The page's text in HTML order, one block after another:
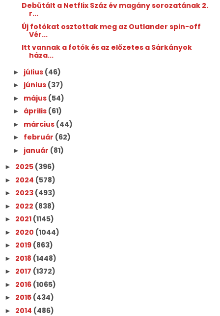
Debütált a Netflix Száz év magány sorozatának 2.
r...
Új fotókat osztottak meg az Outlander spin-off
Vér...
Itt vannak a fotók és az előzetes a Sárkányok
háza...
► július (46)
► június (37)
► május (54)
► április (61)
► március (44)
► február (62)
► január (81)
► 2025 (396)
► 2024 (578)
► 2023 (493)
► 2022 (838)
► 2021 (1145)
► 2020 (1044)
► 2019 (863)
► 2018 (1448)
► 2017 (1372)
► 2016 (1065)
► 2015 (434)
► 2014 (486)